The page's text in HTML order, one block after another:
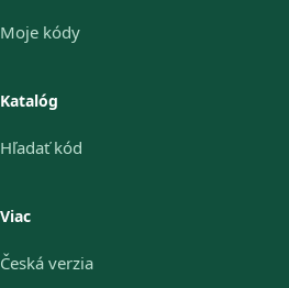
Moje kódy
Katalóg
Hľadať kód
Viac
Česká verzia